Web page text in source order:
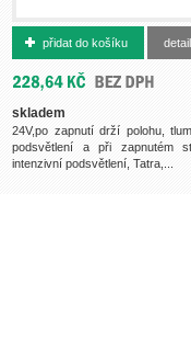
500001961
přidat do košíku detail
skladem
24V,po zapnutí drží polohu,
podsvětlení a při zapnutém
intenzivní podsvětlení, Tatra,...